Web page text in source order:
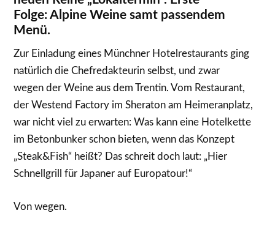
Folge: Alpine Weine samt passendem
Menü.
Zur Einladung eines Münchner Hotelrestaurants ging
natürlich die Chefredakteurin selbst, und zwar
wegen der Weine aus dem Trentin. Vom Restaurant,
der Westend Factory im Sheraton am Heimeranplatz,
war nicht viel zu erwarten: Was kann eine Hotelkette
im Betonbunker schon bieten, wenn das Konzept
„Steak&Fish“ heißt? Das schreit doch laut: „Hier
Schnellgrill für Japaner auf Europatour!“
Von wegen.